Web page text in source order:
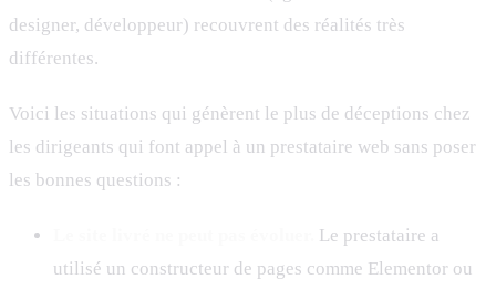
designer, développeur) recouvrent des réalités très
différentes.
Voici les situations qui génèrent le plus de déceptions chez
les dirigeants qui font appel à un prestataire web sans poser
les bonnes questions :
Le prestataire a
utilisé un constructeur de pages comme Elementor ou